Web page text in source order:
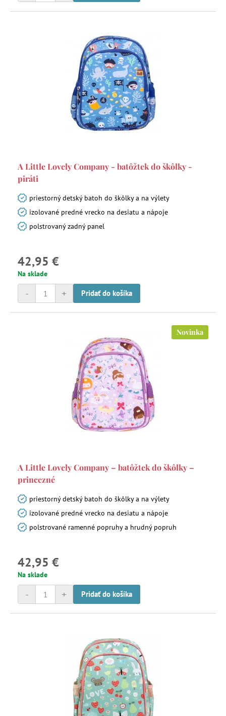
A Little Lovely Company - batôžtek do škôlky -
piráti
priestorný detský batoh do škôlky a na výlety
izolované predné vrecko na desiatu a nápoje
polstrovaný zadný panel
42,95 €
Na sklade
+
- Pridať do košíka
Novinka
A Little Lovely Company – batôžtek do škôlky –
princezné
priestorný detský batoh do škôlky a na výlety
izolované predné vrecko na desiatu a nápoje
polstrované ramenné popruhy a hrudný popruh
42,95 €
Na sklade
+
- Pridať do košíka